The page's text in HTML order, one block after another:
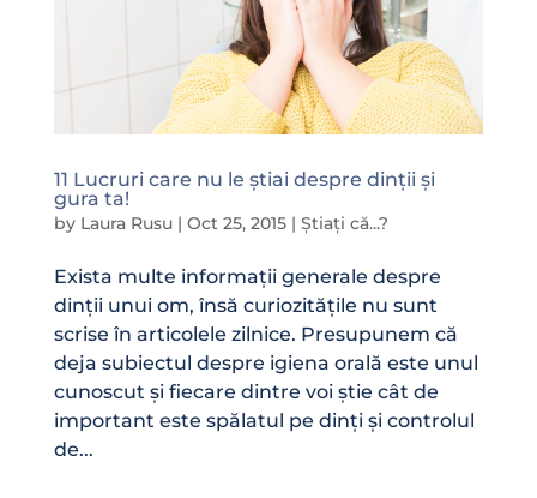
11 Lucruri care nu le știai despre dinții și
gura ta!
by Laura Rusu| Oct 25, 2015| Știați că...?
Exista multe informații generale despre
dinții unui om, însă curiozitățile nu sunt
scrise în articolele zilnice. Presupunem că
deja subiectul despre igiena orală este unul
cunoscut și fiecare dintre voi știe cât de
important este spălatul pe dinți și controlul
de...